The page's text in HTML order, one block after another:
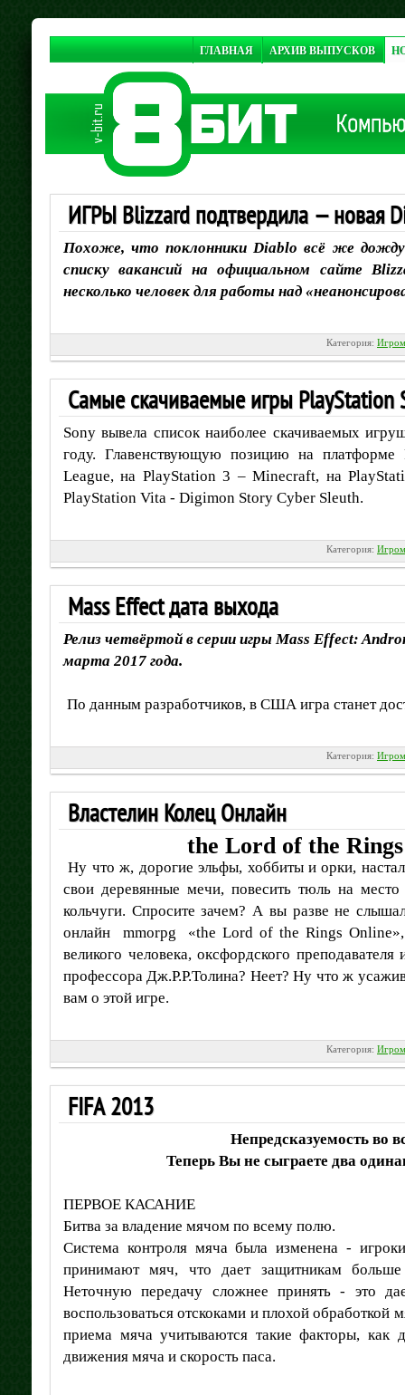
ГЛАВНАЯ АРХИВ ВЫПУСКОВ
ИГРЫ Blizzard подтвердила — новая
Похоже, что поклонники Diablo всё же
списку вакансий на официальном сайте
несколько человек для работы над
Категория:
Самые скачиваемые игры PlayStation
Sony вывела список наиболее скачиваемых
году. Главенствующую позицию на платформе
League, на PlayStation 3 – Minecraft, на
PlayStation Vita - Digimon Story Cyber Sleuth.
Категория:
Mass Effect дата выхода
Релиз четвёртой в серии игры Mass Effect:
марта 2017 года.
По данным разработчиков, в США игра станет
Категория:
Властелин Колец Онлайн
the Lord of the Rings
Ну что ж, дорогие эльфы, хоббиты и орки,
свои деревянные мечи, повесить тюль на
кольчуги. Спросите зачем? А вы разве не
онлайн mmorpg «the Lord of the Rings Online»,
великого человека, оксфордского
профессора Дж.Р.Р.Толина? Неет? Ну что ж
вам о этой игре.
Категория:
FIFA 2013
Непредсказуемость во
Теперь Вы не сыграете два
ПЕРВОЕ КАСАНИЕ
Битва за владение мячом по всему полю.
Система контроля мяча была изменена -
принимают мяч, что дает защитникам
Неточную передачу сложнее принять - это
воспользоваться отскоками и плохой обработкой
приема мяча учитываются такие факторы, как
движения мяча и скорость паса.